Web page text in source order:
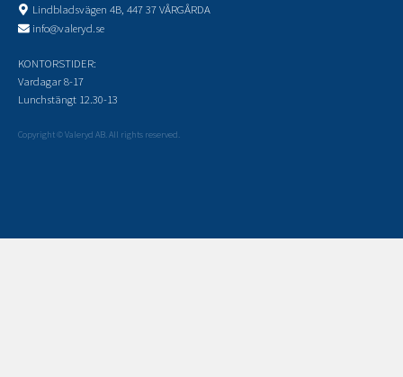
Lindbladsvägen 4B, 447 37 VÅRGÅRDA
info@valeryd.se
KONTORSTIDER:
Vardagar 8-17
Lunchstängt 12.30-13
Copyright © Valeryd AB. All rights reserved.